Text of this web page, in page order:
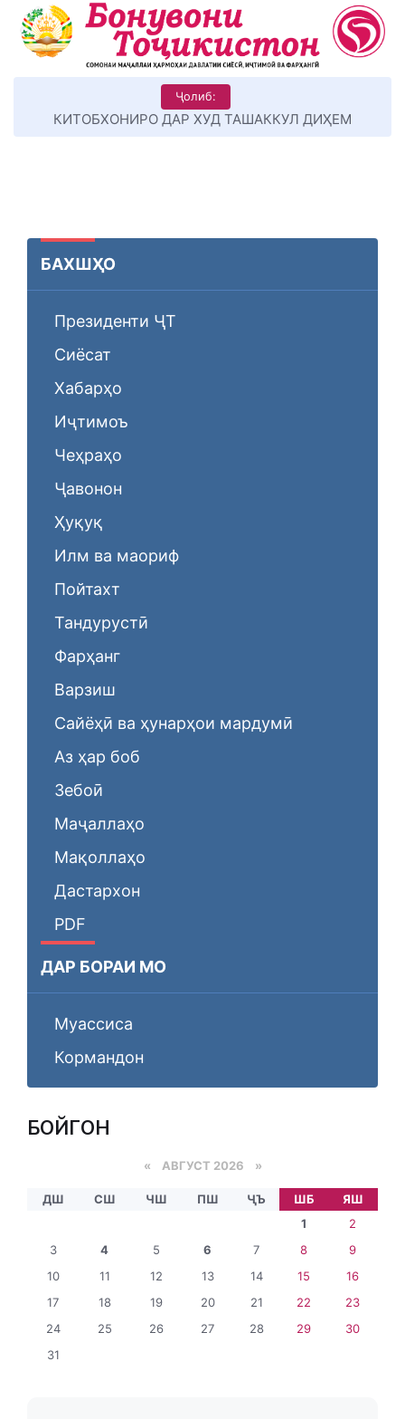
Ҷолиб:
КИТОБХОНИРО ДАР ХУД ТАШАККУЛ ДИҲЕМ
БАХШҲО
Президенти ҶТ
Сиёсат
Хабарҳо
Иҷтимоъ
Чеҳраҳо
Ҷавонон
Ҳуқуқ
Илм ва маориф
Пойтахт
Тандурустӣ
Фарҳанг
Варзиш
Сайёҳӣ ва ҳунарҳои мардумӣ
Аз ҳар боб
Зебоӣ
Маҷаллаҳо
Мақоллаҳо
Дастархон
PDF
ДАР БОРАИ МО
Муассиса
Кормандон
БОЙГОНӢ
« АВГУСТ 2026 »
ДШ СШ ЧШ ПШ ҶЪ ШБ
ЯШ
1
2
3
4 5 6 7 8
9
10
11 12 13 14 15
16
17
18 19 20 21 22
23
24
25 26 27 28 29
30
31